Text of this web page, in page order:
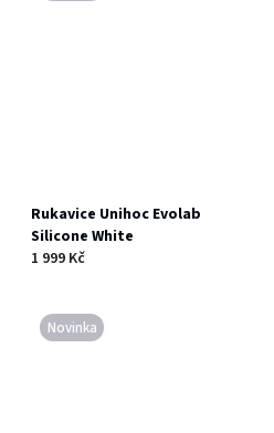
Rukavice Unihoc Evolab
Silicone White
1 999 Kč
Novinka